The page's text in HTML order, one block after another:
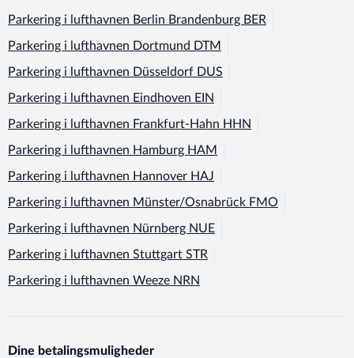
Parkering i lufthavnen Berlin Brandenburg BER
Parkering i lufthavnen Dortmund DTM
Parkering i lufthavnen Düsseldorf DUS
Parkering i lufthavnen Eindhoven EIN
Parkering i lufthavnen Frankfurt-Hahn HHN
Parkering i lufthavnen Hamburg HAM
Parkering i lufthavnen Hannover HAJ
Parkering i lufthavnen Münster/Osnabrück FMO
Parkering i lufthavnen Nürnberg NUE
Parkering i lufthavnen Stuttgart STR
Parkering i lufthavnen Weeze NRN
Dine betalingsmuligheder